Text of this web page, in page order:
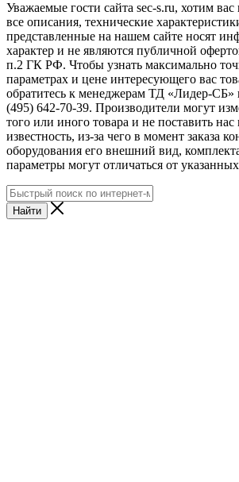
Уважаемые гости сайта sec-s.ru, хотим вас
все описания, технические
представленные на нашем сайте носят
характер и не являются публичной
п.2 ГК РФ. Чтобы узнать максимально
параметрах и цене интересующего вас
обратитесь к менеджерам ТД «Лидер-СБ»
(495) 642-70-39. Производители могут
того или иного товара и не поставить нас
известность, из-за чего в момент заказа
оборудования его внешний вид,
параметры могут отличаться от
Найти